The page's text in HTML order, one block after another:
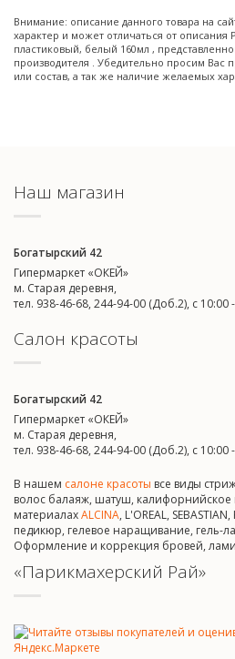
Внимание: описание данного товара на
характер и может отличаться от описания
пластиковый, белый 160мл ,
производителя . Убедительно просим Вас
или состав, а так же наличие желаемых
Наш магазин
Богатырский 42
Гипермаркет «ОКЕЙ»
м. Старая деревня,
тел. 938-46-68, 244-94-00 (Доб.2), c 10:00
Салон красоты
Богатырский 42
Гипермаркет «ОКЕЙ»
м. Старая деревня,
тел. 938-46-68, 244-94-00 (Доб.2), c 10:00
В нашем салоне красоты все виды
волос балаяж, шатуш,
материалахALCINA, L'OREAL,
педикюр, гелевое наращивание, гель-
Оформление и коррекция бровей,
«Парикмахерский Рай»